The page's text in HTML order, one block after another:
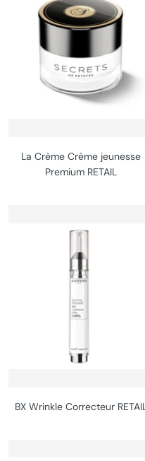
La Crème Crème jeunesse
Premium RETAIL
BX Wrinkle Correcteur RETAIL